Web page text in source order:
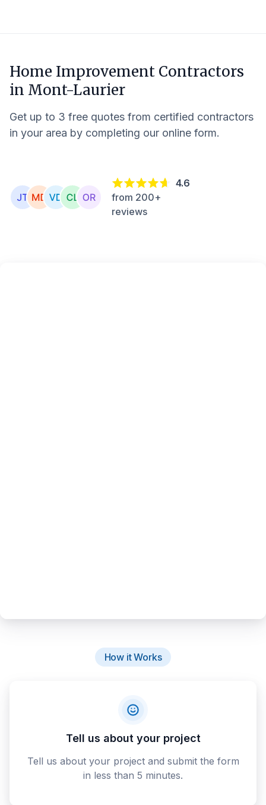
Home Improvement Contractors
in Mont-Laurier
Get up to 3 free quotes from certified contractors
in your area by completing our online form.
4.6
from 200+
reviews
How it Works
Tell us about your project
Tell us about your project and submit the form
in less than 5 minutes.